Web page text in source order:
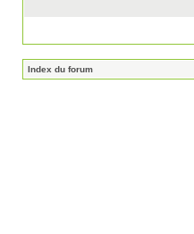
Index du forum